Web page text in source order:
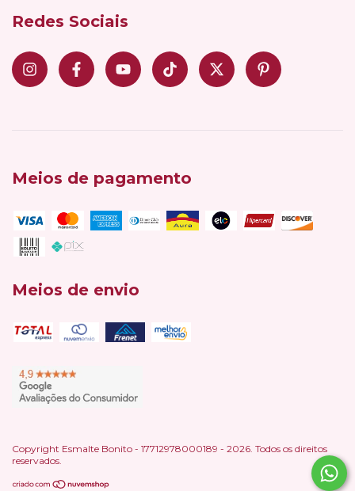
Redes Sociais
Meios de pagamento
Meios de envio
Copyright Esmalte Bonito - 17712978000189 - 2026. Todos os direitos
reservados.